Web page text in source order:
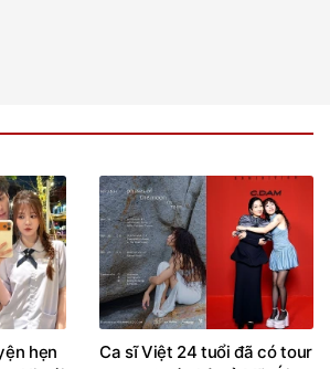
hẹn
Ca sĩ Việt 24 tuổi đã có tour